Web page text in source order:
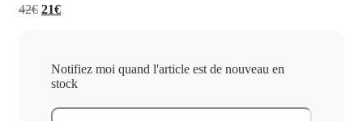
42€ Le
42€.
21€Le
21€.
Notifiez moi quand l'article est de nouveau en
stock